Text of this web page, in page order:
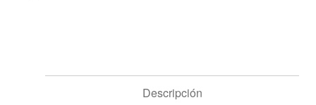
Descripción